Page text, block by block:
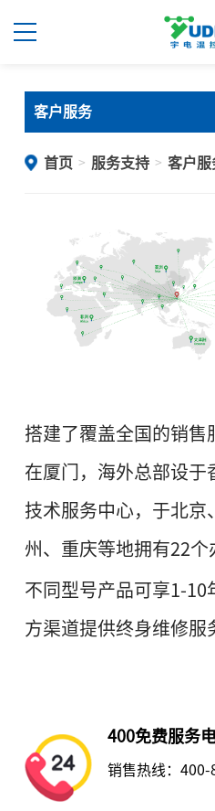
客户服务
首页 > 服务支持 > 客户服
搭建了覆盖全国的销售
在厦门，海外总部设于
技术服务中心，于北京
州、重庆等地拥有22个
不同型号产品可享1-10
方渠道提供终身维修服
400免费服务电
销售热线：400-